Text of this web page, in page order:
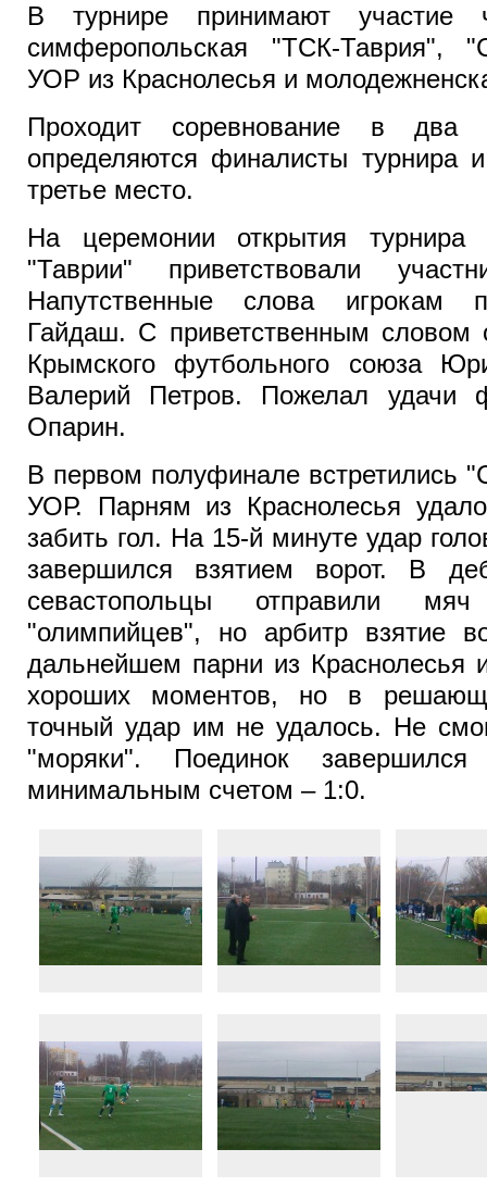
В турнире принимают участие
симферопольская "ТСК-Таврия",
УОР из Краснолесья и
Проходит соревнование в
определяются финалисты турнира
третье место.
На церемонии открытия турнира
"Таврии" приветствовали
Напутственные слова игрокам
Гайдаш. С приветственным словом
Крымского футбольного союза
Валерий Петров. Пожелал удачи
Опарин.
В первом полуфинале встретились
УОР. Парням из Краснолесья
забить гол. На 15-й минуте удар
завершился взятием ворот. В
севастопольцы отправили
"олимпийцев", но арбитр взятие
дальнейшем парни из Краснолесья
хороших моментов, но в
точный удар им не удалось. Не
"моряки". Поединок
минимальным счетом – 1:0.